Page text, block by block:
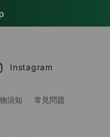
Instagram
須知 常見問題